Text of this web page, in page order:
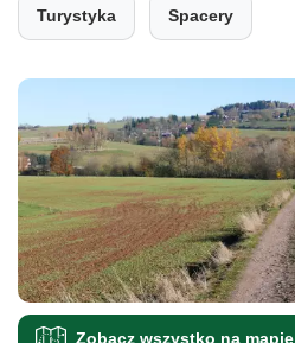
Turystyka Spacery
Zobacz wszystko na mapie